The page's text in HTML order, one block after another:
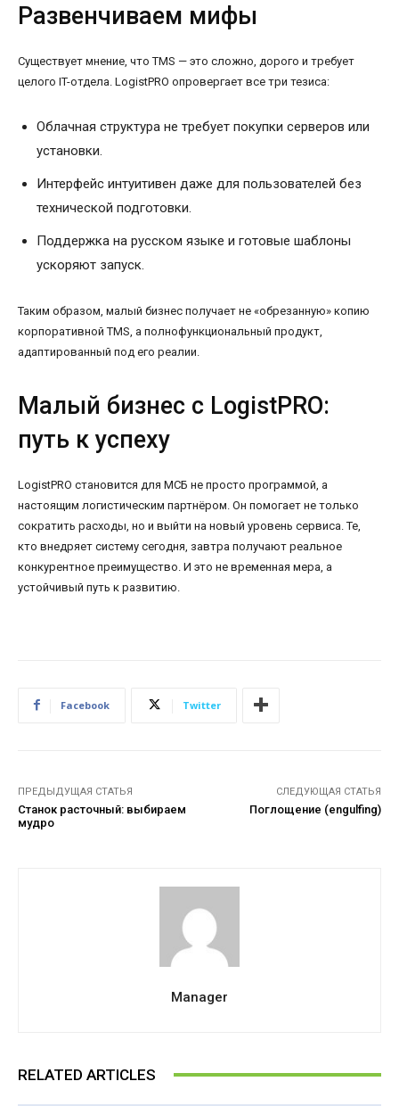
Развенчиваем мифы
Существует мнение, что TMS — это сложно, дорого и требует
целого IT-отдела. LogistPRO опровергает все три тезиса:
Облачная структура не требует покупки серверов или
установки.
Интерфейс интуитивен даже для пользователей без
технической подготовки.
Поддержка на русском языке и готовые шаблоны
ускоряют запуск.
Таким образом, малый бизнес получает не «обрезанную» копию
корпоративной TMS, а полнофункциональный продукт,
адаптированный под его реалии.
Малый бизнес с LogistPRO:
путь к успеху
LogistPRO становится для МСБ не просто программой, а
настоящим логистическим партнёром. Он помогает не только
сократить расходы, но и выйти на новый уровень сервиса. Те,
кто внедряет систему сегодня, завтра получают реальное
конкурентное преимущество. И это не временная мера, а
устойчивый путь к развитию.
Facebook Twitter
ПРЕДЫДУЩАЯ СТАТЬЯ
Станок расточный: выбираем
мудро
СЛЕДУЮЩАЯ СТАТЬЯ
Поглощение (engulfing)
Manager
RELATED ARTICLES